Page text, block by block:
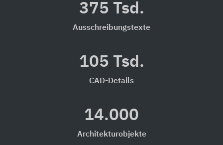
375 Tsd.
Ausschreibungstexte
105 Tsd.
CAD-Details
14.000
Architekturobjekte